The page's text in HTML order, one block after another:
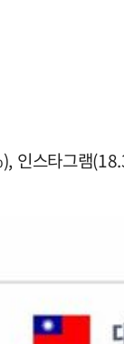
스타그램